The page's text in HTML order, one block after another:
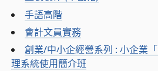
手語高階
會計文員實務
創業/中小企經營系列 : 小企業
理系統使用簡介班